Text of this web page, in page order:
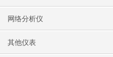
网络分析仪
其他仪表